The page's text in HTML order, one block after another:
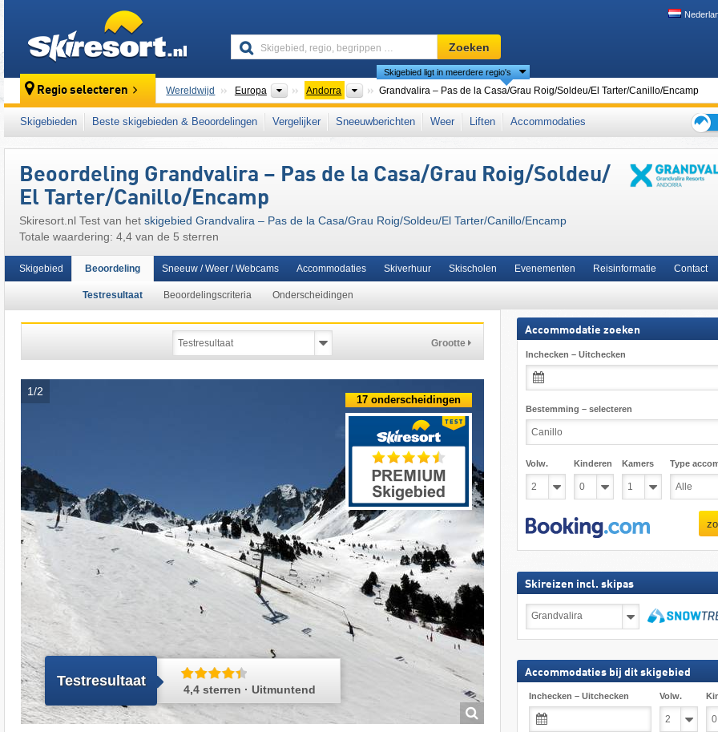
Skigebied,
regio,
begrippen
…
Zoeken
Regio selecteren Wereldwijd Europa Continenten
Andorra Landen
Skigebied ligt in meerdere regio's
Grandvalira – Pas de la Casa/​Grau Roig/​Soldeu/​El Tarter/​Canillo/​Encamp
Dit skigebied ligt ook in: Andorraanse Pyreneeën oostelijke Pyreneeën, Pyreneeën Ikon Pass
Skigebieden Beste skigebieden & Beoordelingen Vergelijker Sneeuwberichten Weer Liften
Accommodaties
de
Beoordeling Grandvalira – Pas de la Casa/​Grau Roig/​Soldeu/​
El Tarter/​Canillo/​Encamp
Skiresort.nl Test van het skigebied Grandvalira – Pas de la Casa/​Grau Roig/​Soldeu/​El Tarter/​Canillo/​Encamp
Totale waardering: 4,4 van de 5 sterren
Skigebied Beoordeling
Testresultaat Beoordelingscriteria Onderscheidingen
Sneeuw / Weer / Webcams Accommodaties Skiverhuur Skischolen Evenementen Reisinformatie Contact
Grootte
1/2
Testresultaat
4,4 sterren · Uitmuntend
17 onderscheidingen
Accommodatie zoeken
Inchecken – Uitchecken
Bestemming – selecteren
Volw. Kinderen Kamers Type
Skireizen incl. skipas
incl.
Accommodaties bij dit skigebied
Inchecken – Uitchecken Volw.